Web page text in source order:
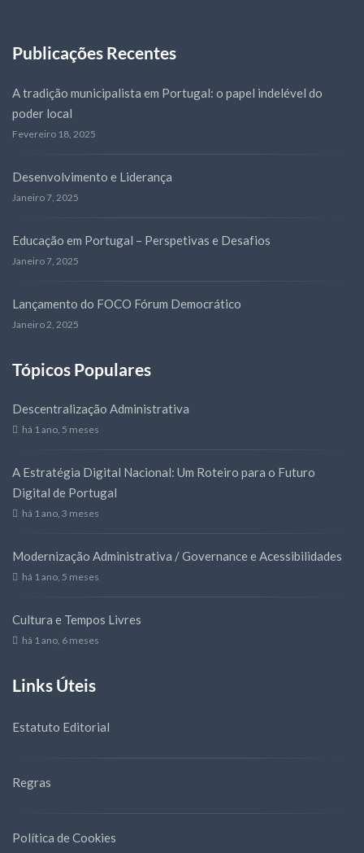
Publicações Recentes
A tradição municipalista em Portugal: o papel indelével do
poder local
Fevereiro 18, 2025
Desenvolvimento e Liderança
Janeiro 7, 2025
Educação em Portugal – Perspetivas e Desafios
Janeiro 7, 2025
Lançamento do FOCO Fórum Democrático
Janeiro 2, 2025
Tópicos Populares
Descentralização Administrativa
há 1 ano, 5 meses
A Estratégia Digital Nacional: Um Roteiro para o Futuro
Digital de Portugal
há 1 ano, 3 meses
Modernização Administrativa / Governance e Acessibilidades
há 1 ano, 5 meses
Cultura e Tempos Livres
há 1 ano, 6 meses
Links Úteis
Estatuto Editorial
Regras
Política de Cookies